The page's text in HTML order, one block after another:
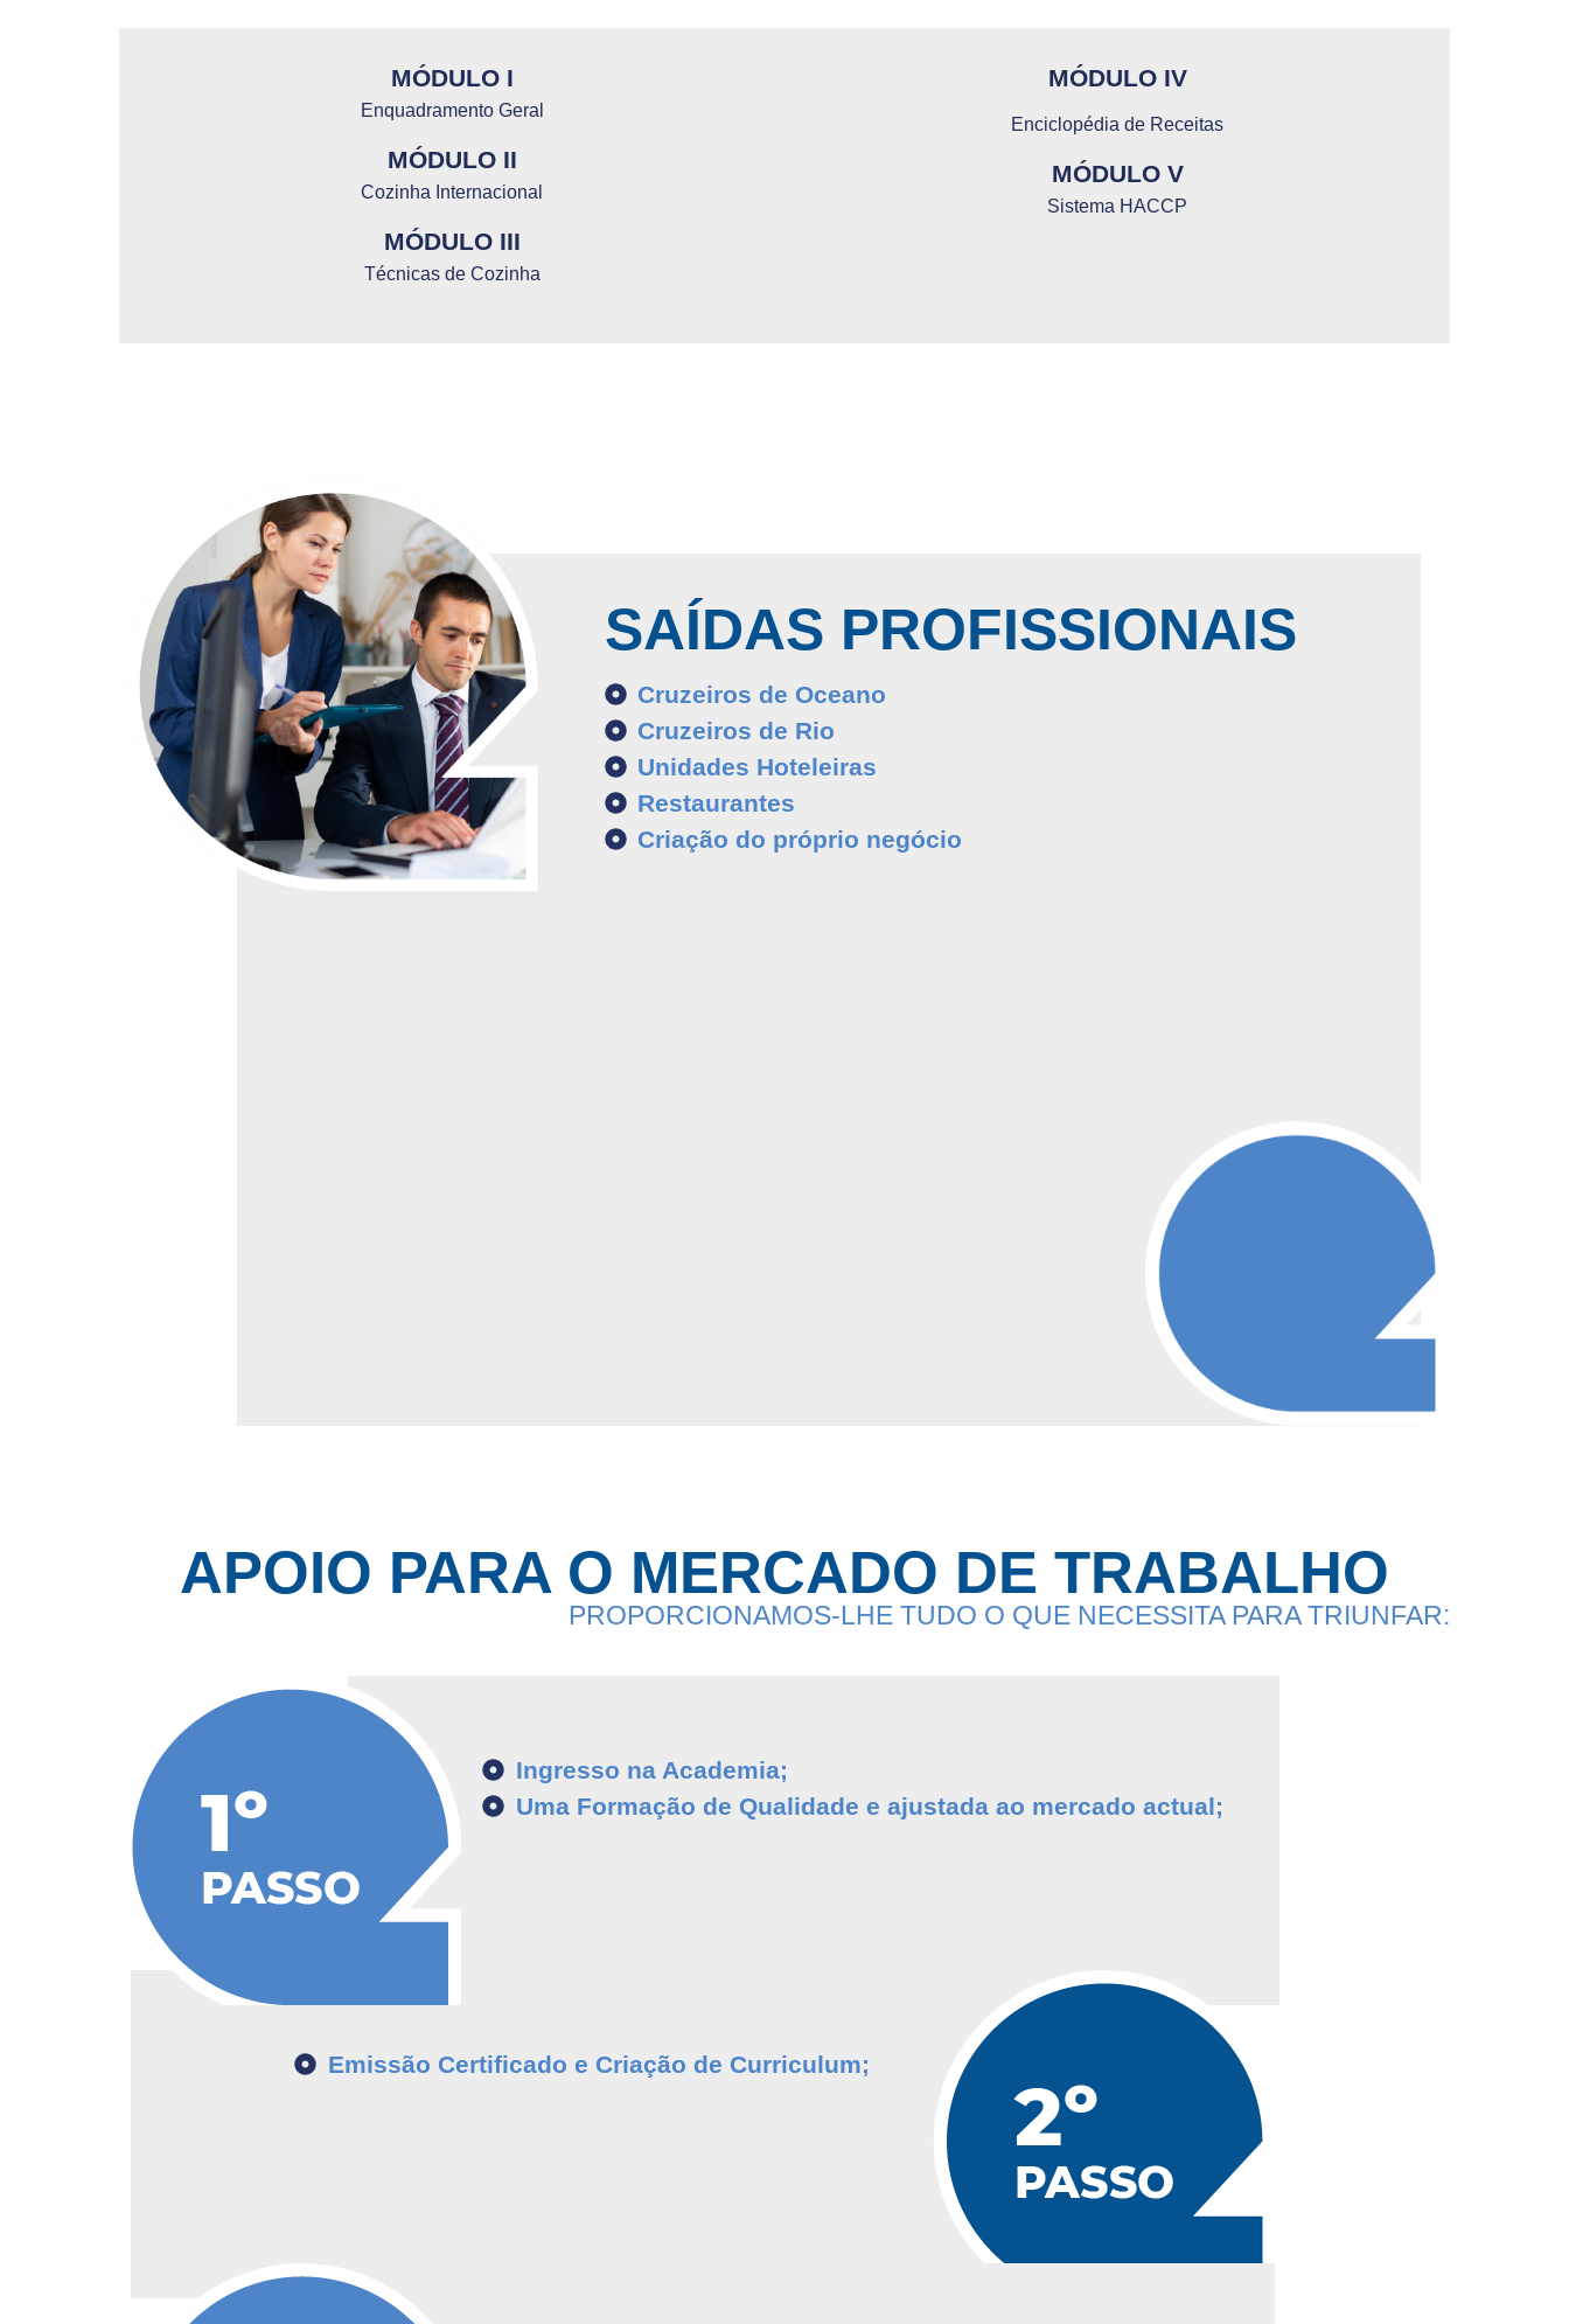
MÓDULO I
Enquadramento Geral
MÓDULO II
Cozinha Internacional
MÓDULO III
Técnicas de Cozinha
MÓDULO IV
Enciclopédia de Receitas
MÓDULO V
Sistema HACCP
SAÍDAS PROFISSIONAIS
Cruzeiros de Oceano
Cruzeiros de Rio
Unidades Hoteleiras
Restaurantes
Criação do próprio negócio
APOIO PARA O MERCADO DE TRABALHO
PROPORCIONAMOS-LHE TUDO O QUE NECESSITA PARA TRIUNFAR:
Ingresso na Academia;
Uma Formação de Qualidade e ajustada ao mercado actual;
Emissão Certificado e Criação de Curriculum;